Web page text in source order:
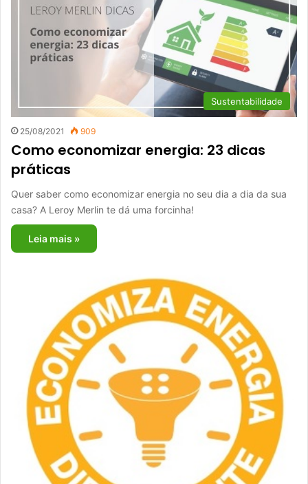
Sustentabilidade
25/08/2021 909
Como economizar energia: 23 dicas
práticas
Quer saber como economizar energia no seu dia a dia da sua
casa? A Leroy Merlin te dá uma forcinha!
Leia mais »